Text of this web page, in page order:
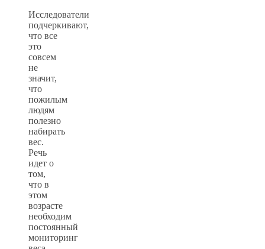
Исследователи
подчеркивают,
что все
это
совсем
не
значит,
что
пожилым
людям
полезно
набирать
вес.
Речь
идет о
том,
что в
этом
возрасте
необходим
постоянный
мониторинг